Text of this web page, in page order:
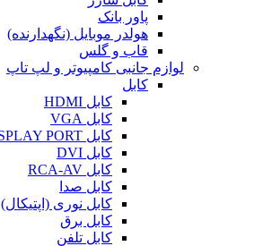
پاور بانک
هولدر موبایل (نگهدارنده)
قاب و گلس
لوازم جانبی کامپیوتر و لپ تاپ
کابل
کابل HDMI
کابل VGA
کابل DISPLAY PORT
کابل DVI
کابل RCA-AV
کابل صدا
کابل نوری (اپتیکال)
کابل برق
کابل تلفن